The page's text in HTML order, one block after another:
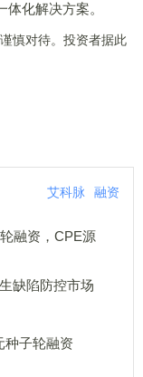
化解决方案。
慎对待。投资者据此
艾科脉 融资
融资，CPE源
元A+轮融资 进军出生缺陷防控市场
种子轮融资